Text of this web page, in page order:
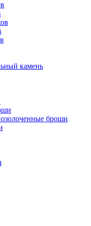
камень
броши